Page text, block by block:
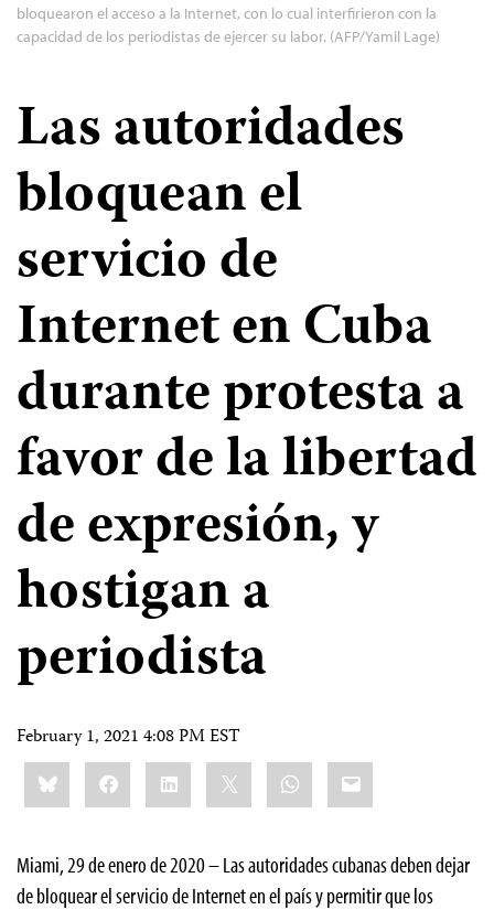
bloquearon el acceso a la Internet, con lo cual interfirieron con la
capacidad de los periodistas de ejercer su labor. (AFP/Yamil Lage)
Las autoridades
bloquean el
servicio de
Internet en Cuba
durante protesta a
favor de la libertad
de expresión, y
hostigan a
periodista
February 1, 2021 4:08 PM EST
Share
this:BlueskyFacebookLinkedIn WhatsApp
Email
Miami, 29 de enero de 2020 – Las autoridades cubanas deben dejar
de bloquear el servicio de Internet en el país y permitir que los